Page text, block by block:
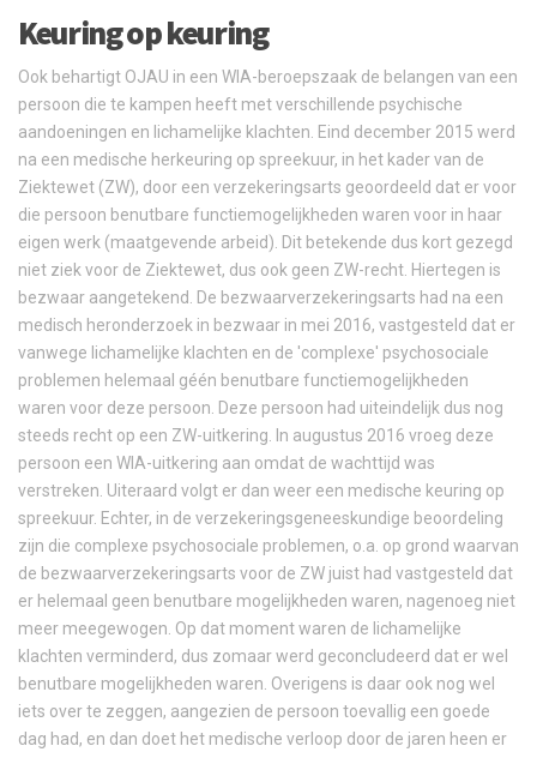
Keuring op keuring
Ook behartigt OJAU in een WIA-beroepszaak de belangen van een
persoon die te kampen heeft met verschillende psychische
aandoeningen en lichamelijke klachten. Eind december 2015 werd
na een medische herkeuring op spreekuur, in het kader van de
Ziektewet (ZW), door een verzekeringsarts geoordeeld dat er voor
die persoon benutbare functiemogelijkheden waren voor in haar
eigen werk (maatgevende arbeid). Dit betekende dus kort gezegd
niet ziek voor de Ziektewet, dus ook geen ZW-recht. Hiertegen is
bezwaar aangetekend. De bezwaarverzekeringsarts had na een
medisch heronderzoek in bezwaar in mei 2016, vastgesteld dat er
vanwege lichamelijke klachten en de 'complexe' psychosociale
problemen helemaal géén benutbare functiemogelijkheden
waren voor deze persoon. Deze persoon had uiteindelijk dus nog
steeds recht op een ZW-uitkering. In augustus 2016 vroeg deze
persoon een WIA-uitkering aan omdat de wachttijd was
verstreken. Uiteraard volgt er dan weer een medische keuring op
spreekuur. Echter, in de verzekeringsgeneeskundige beoordeling
zijn die complexe psychosociale problemen, o.a. op grond waarvan
de bezwaarverzekeringsarts voor de ZW juist had vastgesteld dat
er helemaal geen benutbare mogelijkheden waren, nagenoeg niet
meer meegewogen. Op dat moment waren de lichamelijke
klachten verminderd, dus zomaar werd geconcludeerd dat er wel
benutbare mogelijkheden waren. Overigens is daar ook nog wel
iets over te zeggen, aangezien de persoon toevallig een goede
dag had, en dan doet het medische verloop door de jaren heen er